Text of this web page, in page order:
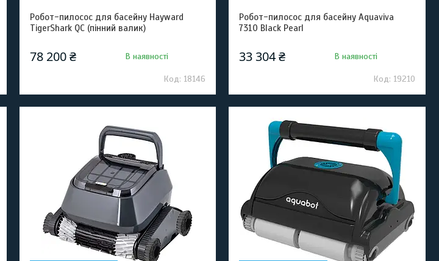
Робот-пилосос для басейну Hayward
TigerShark QC (пінний валик)
78 200 ₴ В наявності
18146
Робот-пилосос для басейну Aquaviva
7310 Black Pearl
33 304 ₴ В наявності
19210